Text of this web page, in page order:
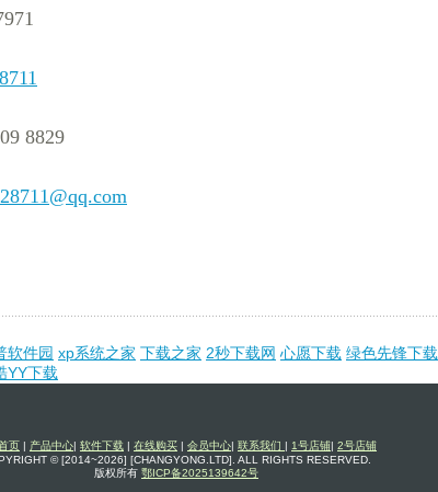
8829
软件园 xp系统之家 下载之家 2秒下载网 心愿下载 绿色先锋下载
YY下载
页 | 产品中心| 软件下载 | 在线购买 | 会员中心| 联系我们 | 1号店铺| 2号店铺
© [2014~2026] [CHANGYONG.LTD]. ALL RIGHTS RESERVED.
版权所有 鄂ICP备2025139642号